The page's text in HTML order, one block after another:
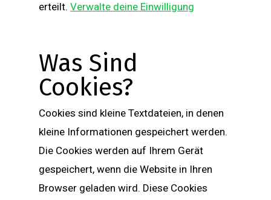
erteilt. Verwalte deine Einwilligung
Was Sind
Cookies?
Cookies sind kleine Textdateien, in denen
kleine Informationen gespeichert werden.
Die Cookies werden auf Ihrem Gerät
gespeichert, wenn die Website in Ihren
Browser geladen wird. Diese Cookies